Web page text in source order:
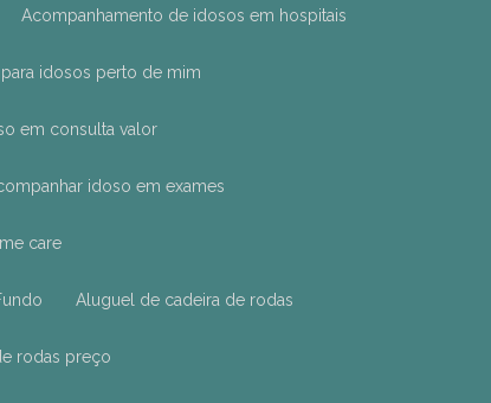
Acompanhamento de idosos em hospitais
para idosos perto de mim
em consulta valor
idoso em exames
care
Aluguel de cadeira de rodas
rodas preço